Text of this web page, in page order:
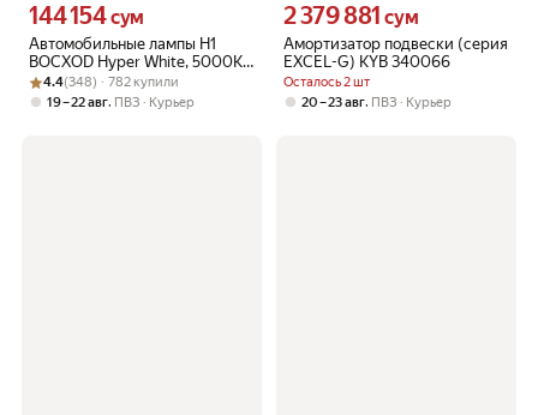
Автомобильные лампы H1
BOCXOD Hyper White, 5000K
12В 55Вт, 2 шт.
Цена 144154 сум вместо
144 154сум
Рейтинг товара: 4.4 из 5
Оценок: (348) · 782 купили
4.4(348) · 782 купили
19 – 22 авг, ПВЗ Курьер
Амортизатор подвески (серия
EXCEL-G) KYB 340066
Осталось 2 шт
Цена 2379881 сум вместо
2 379 881 сум
20 – 23 авг, ПВЗ Курьер